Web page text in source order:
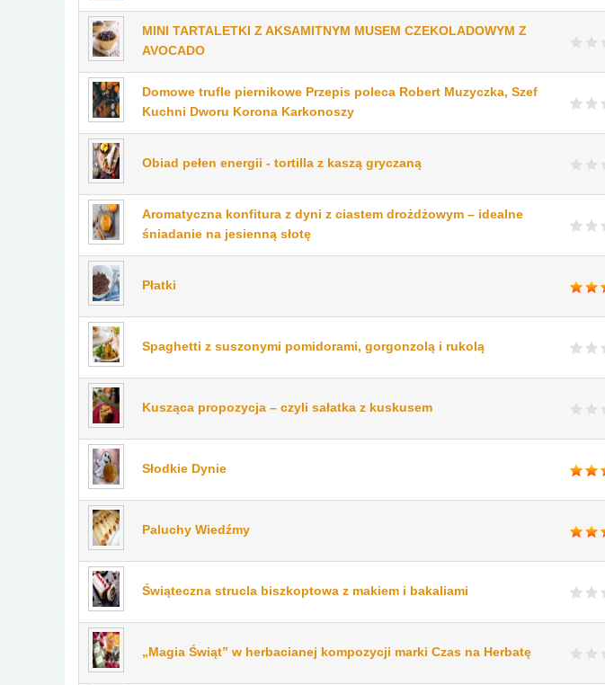
MINI TARTALETKI Z AKSAMITNYM MUSEM CZEKOLADOWYM Z
AVOCADO
Domowe trufle piernikowe Przepis poleca Robert Muzyczka, Szef
Kuchni Dworu Korona Karkonoszy
Obiad pełen energii - tortilla z kaszą gryczaną
Aromatyczna konfitura z dyni z ciastem drożdżowym – idealne
śniadanie na jesienną słotę
Płatki
Spaghetti z suszonymi pomidorami, gorgonzolą i rukolą
Kusząca propozycja – czyli sałatka z kuskusem
Słodkie Dynie
Paluchy Wiedźmy
Świąteczna strucla biszkoptowa z makiem i bakaliami
„Magia Świąt” w herbacianej kompozycji marki Czas na Herbatę